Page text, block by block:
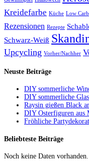
Kreidefarbe Küche Low Carb
Rezensionen Rezepte
Schwarz-Weiß
Upcycling Vorher/Nachher
Neuste Beiträge
DIY sommerliche
DIY sommerliche
Raysin gießen Black
DIY Osterfiguren aus
Fröhliche
Beliebteste Beiträge
Noch keine Daten vorhanden.